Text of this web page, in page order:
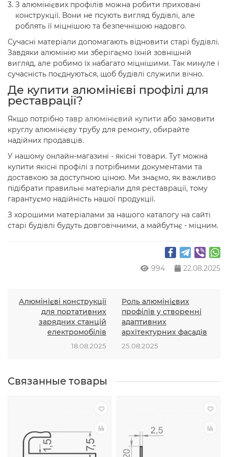
З алюмінієвих профілів можна робити приховані
конструкції. Вони не псують вигляд будівлі, але
роблять її міцнішою та безпечнішою надовго.
Сучасні матеріали допомагають відновити старі будівлі.
Завдяки алюмінію ми зберігаємо їхній зовнішній
вигляд, але робимо їх набагато міцнішими. Так минуле і
сучасність поєднуються, щоб будівлі служили вічно.
Де купити алюмінієві профілі для
реставрації?
Якщо потрібно тавр алюмінієвий купити або замовити
круглу алюмінієву трубу для ремонту, обирайте
надійних продавців.
У нашому онлайн-магазині - якісні товари. Тут можна
купити якісні профілі з потрібними документами та
доставкою за доступною ціною. Ми знаємо, як важливо
підібрати правильні матеріали для реставрації, тому
гарантуємо надійність нашої продукції.
З хорошими матеріалами за нашого каталогу на сайті
старі будівлі будуть довговічними, а майбутнє - міцним.
994 22.08.2025
Алюмінієві конструкції
для портативних
зарядних станцій
електромобілів
18.08.2025
Роль алюмінієвих
профілів у створенні
адаптивних
архітектурних фасадів
25.08.2025
Связанные товары